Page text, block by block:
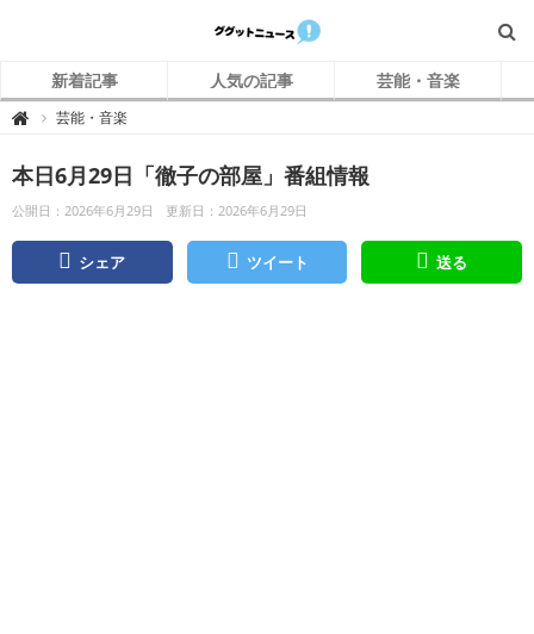
新着記事 人気の記事 芸能・音楽
 グ
ニ
ュ
ー
ス
芸能・音楽
本日6月29日「徹子の部屋」番組情報
公開日：2026年6月29日 更新日：2026年6月29日
シェア ツイート 送る